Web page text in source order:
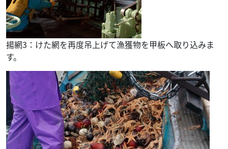
揚網3：けた網を再度吊上げて漁獲物を甲板へ取り込みま
す。